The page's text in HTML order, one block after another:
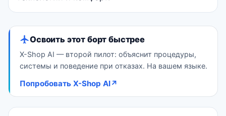
Освоить этот борт быстрее
X-Shop AI — второй пилот: объяснит процедуры,
системы и поведение при отказах. На вашем языке.
Попробовать X-Shop AI↗